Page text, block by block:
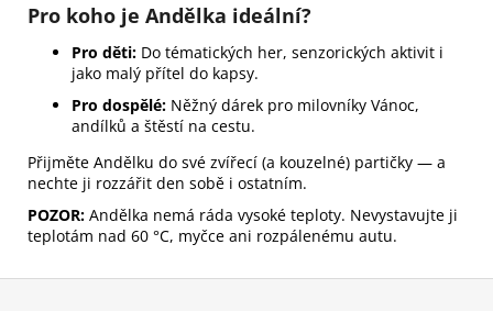
Pro koho je Andělka ideální?
Pro děti: Do tématických her, senzorických aktivit i
jako malý přítel do kapsy.
Pro dospělé: Něžný dárek pro milovníky Vánoc,
andílků a štěstí na cestu.
Přijměte Andělku do své zvířecí (a kouzelné) partičky — a
nechte ji rozzářit den sobě i ostatním.
POZOR: Andělka nemá ráda vysoké teploty. Nevystavujte ji
teplotám nad 60 °C, myčce ani rozpálenému autu.
Z